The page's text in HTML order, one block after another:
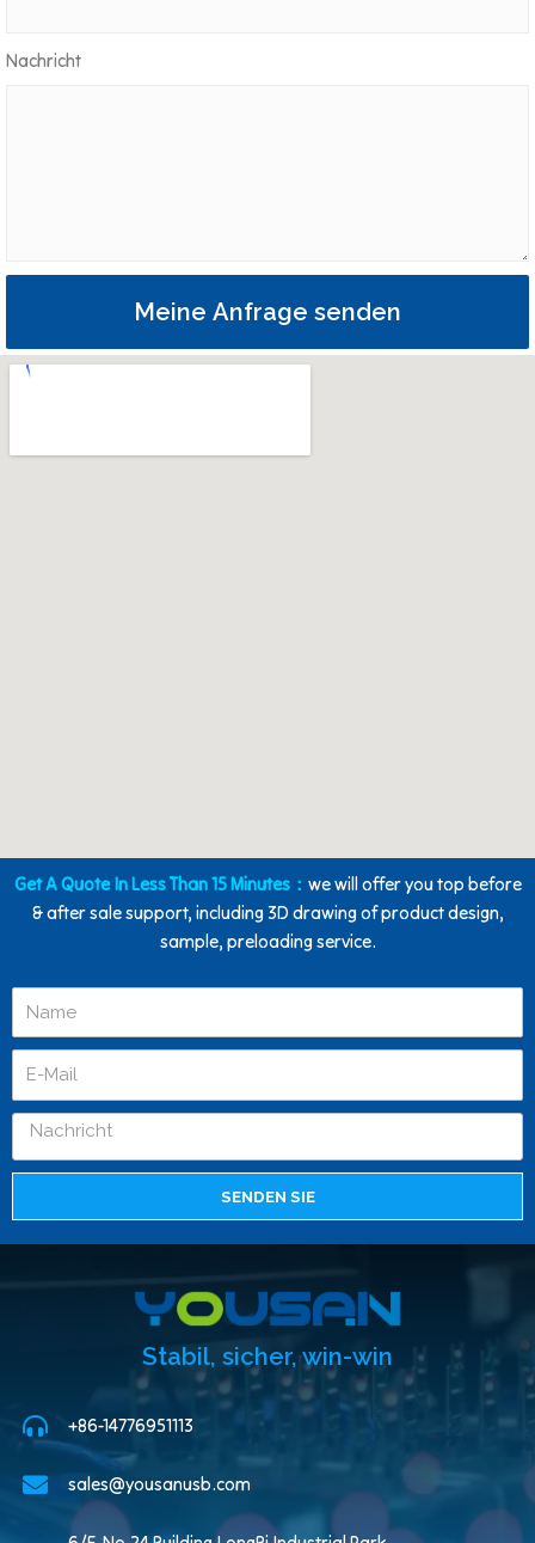
Nachricht
Meine Anfrage senden
Get A Quote In Less Than 15 Minutes： we will offer you top before
& after sale support, including 3D drawing of product design,
sample, preloading service.
SENDEN SIE
Stabil, sicher, win-win
+86-14776951113
sales@yousanusb.com